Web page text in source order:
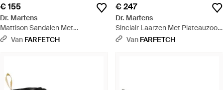
€ 155
Dr. Martens
Mattison Sandalen Met
Gespsluiting En Plateauzool -
Van FARFETCH
€ 247
Dr. Martens
Sinclair Laarzen Met Plateauzool
- Zwart
Van FARFETCH